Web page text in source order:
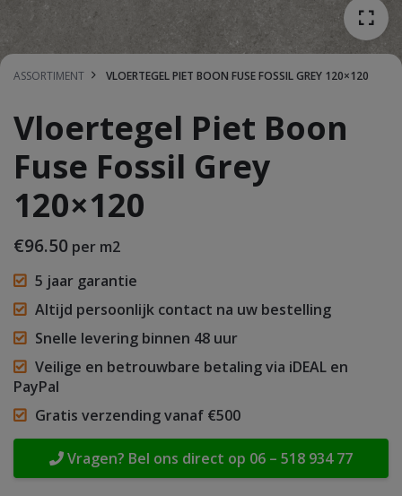
ASSORTIMENT VLOERTEGEL PIET BOON FUSE FOSSIL GREY 120×120
Vloertegel Piet Boon
Fuse Fossil Grey
120×120
€96.50 per m2
5 jaar garantie
Altijd persoonlijk contact na uw bestelling
Snelle levering binnen 48 uur
Veilige en betrouwbare betaling via iDEAL en
PayPal
Gratis verzending vanaf €500
Vragen? Bel ons direct op 06 – 518 934 77